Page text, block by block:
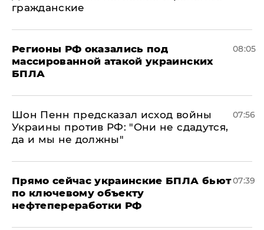
гражданские
Регионы РФ оказались под
массированной атакой украинских
БПЛА
08:05
Шон Пенн предсказал исход войны
Украины против РФ: "Они не сдадутся,
да и мы не должны"
07:56
Прямо сейчас украинские БПЛА бьют
по ключевому объекту
нефтепереработки РФ
07:39